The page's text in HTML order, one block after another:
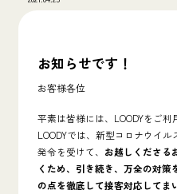
お知らせです！
お客様各位
平素は皆様には、LOODYをご利
LOODYでは、新型コロナウイ
発令を受けて、 お越しくださる
くため、引き続き、万全の対
の点を徹底して接客対応してま